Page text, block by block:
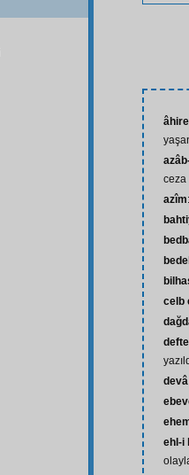
ceza
azîm
celb
devâ
ehl-i